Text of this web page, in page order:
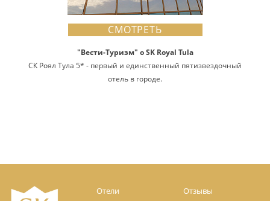
СМОТРЕТЬ
"Вести-Туризм" о SK Royal Tula
СК Роял Тула 5* - первый и единственный пятизвездочный
отель в городе.
Отели
Отзывы